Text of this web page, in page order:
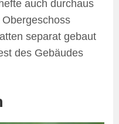
auch durchaus
separat gebaut
des Gebäudes